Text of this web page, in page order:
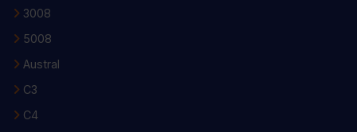
3008
5008
Austral
C3
C4